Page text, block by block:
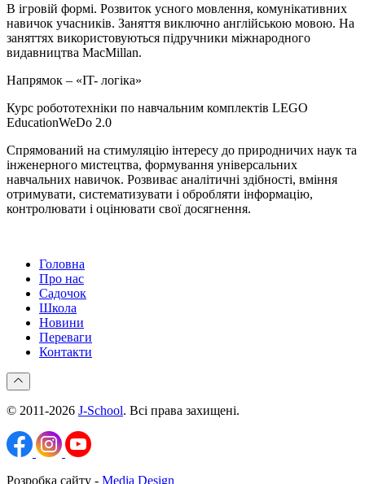
В ігровій формі. Розвиток усного мовлення, комунікативних
навичок учасників. Заняття виключно англійською мовою. На
заняттях використовуються підручники міжнародного
видавництва MacMillan.
Напрямок – «IT- логіка»
Курс робототехніки по навчальним комплектів LEGO
EducationWeDo 2.0
Спрямований на стимуляцію інтересу до природничих наук та
інженерного мистецтва, формування універсальних
навчальних навичок. Розвиває аналітичні здібності, вміння
отримувати, систематизувати і обробляти інформацію,
контролювати і оцінювати свої досягнення.
Головна
Про нас
Садочок
Школа
Новини
Переваги
Контакти
© 2011-2026 J-School. Всі права захищені.
Розробка сайту - Media Design